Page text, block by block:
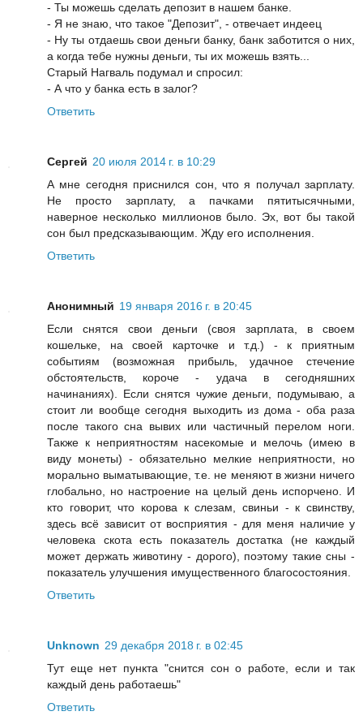
- Ты можешь сделать депозит в нашем банке.
- Я не знаю, что такое "Депозит", - отвечает индеец
- Ну ты отдаешь свои деньги банку, банк заботится о них,
а когда тебе нужны деньги, ты их можешь взять...
Старый Нагваль подумал и спросил:
- А что у банка есть в залог?
Ответить
Сергей 20 июля 2014 г. в 10:29
А мне сегодня приснился сон, что я получал зарплату.
Не просто зарплату, а пачками пятитысячными,
наверное несколько миллионов было. Эх, вот бы такой
сон был предсказывающим. Жду его исполнения.
Ответить
Анонимный 19 января 2016 г. в 20:45
Если снятся свои деньги (своя зарплата, в своем
кошельке, на своей карточке и т.д.) - к приятным
событиям (возможная прибыль, удачное стечение
обстоятельств, короче - удача в сегодняшних
начинаниях). Если снятся чужие деньги, подумываю, а
стоит ли вообще сегодня выходить из дома - оба раза
после такого сна вывих или частичный перелом ноги.
Также к неприятностям насекомые и мелочь (имею в
виду монеты) - обязательно мелкие неприятности, но
морально выматывающие, т.е. не меняют в жизни ничего
глобально, но настроение на целый день испорчено. И
кто говорит, что корова к слезам, свиньи - к свинству,
здесь всё зависит от восприятия - для меня наличие у
человека скота есть показатель достатка (не каждый
может держать животину - дорого), поэтому такие сны -
показатель улучшения имущественного благосостояния.
Ответить
Unknown 29 декабря 2018 г. в 02:45
Тут еще нет пункта "снится сон о работе, если и так
каждый день работаешь"
Ответить